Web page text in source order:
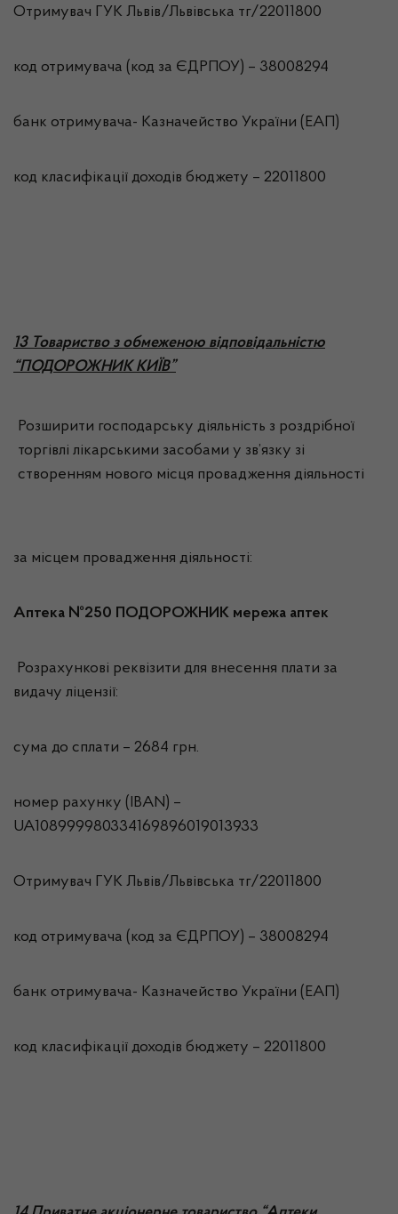
Отримувач ГУК Львiв/Львівська тг/22011800
код отримувача (код за ЄДРПОУ) – 38008294
банк отримувача- Казначейство України (ЕАП)
код класифікації доходів бюджету – 22011800
13 Товариство з обмеженою відповідальністю
“ПОДОРОЖНИК КИЇВ”
Розширити господарську діяльність з роздрібної
торгівлі лікарськими засобами у зв’язку зі
створенням нового місця провадження діяльності
за місцем провадження діяльності:
Аптека №250 ПОДОРОЖНИК мережа аптек
Розрахункові реквізити для внесення плати за
видачу ліцензії:
сума до сплати – 2684 грн.
номер рахунку (IBAN) –
UA108999980334169896019013933
Отримувач ГУК Львiв/Львівська тг/22011800
код отримувача (код за ЄДРПОУ) – 38008294
банк отримувача- Казначейство України (ЕАП)
код класифікації доходів бюджету – 22011800